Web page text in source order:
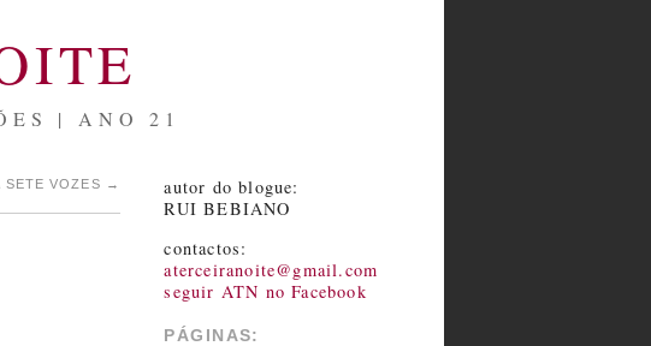
| ANO 21
SETE VOZES →
autor do blogue:
RUI BEBIANO
contactos:
aterceiranoite@gmail.com
seguir ATN no Facebook
PÁGINAS: